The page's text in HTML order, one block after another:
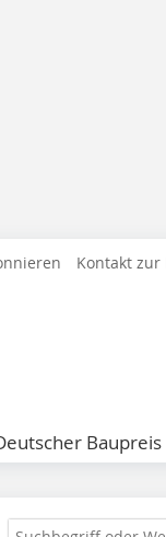
Kontakt zur
Baupreis